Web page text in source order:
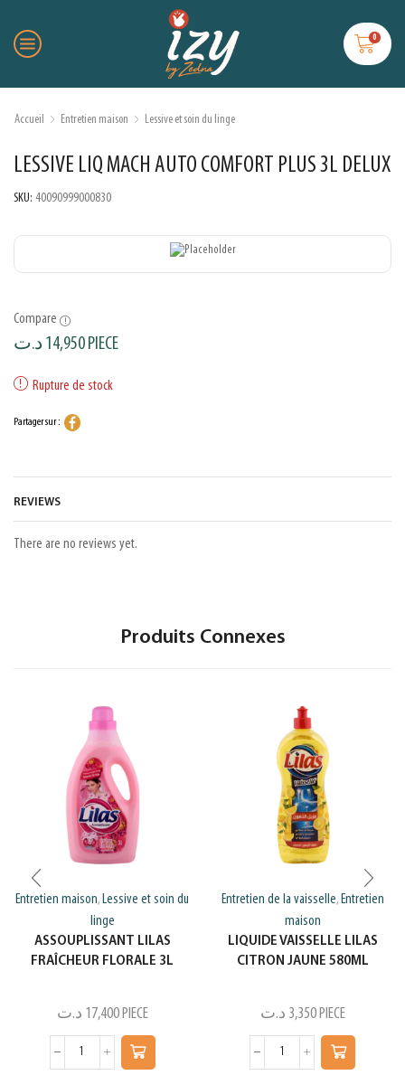
0
Accueil Entretien maison Lessive et soin du linge
LESSIVE LIQ MACH AUTO COMFORT PLUS 3L DELUX
SKU: 40090999000830
Compare
14,950د.ت PIECE
Rupture de stock
Partager sur :
REVIEWS
There are no reviews yet.
Produits Connexes
Entretien maison, Lessive et soin du
linge
ASSOUPLISSANT LILAS
FRAÎCHEUR FLORALE 3L
17,400 د.ت PIECE
Entretien de la vaisselle, Entretien
maison
LIQUIDE VAISSELLE LILAS
CITRON JAUNE 580ML
3,350 د.ت PIECE